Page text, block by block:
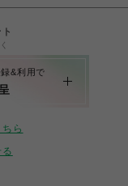
&利用で
ちら